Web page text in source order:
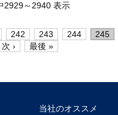
2929～2940 表示
242 243 244 245
次 › 最後 »
当社のオススメ